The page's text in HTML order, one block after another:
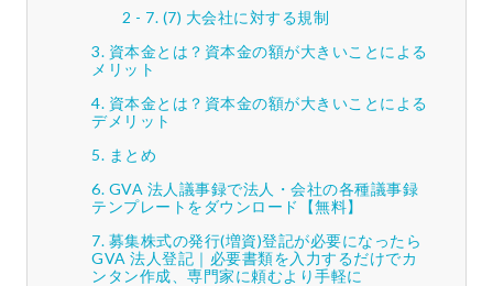
(7) 大会社に対する規制
資本金とは？資本金の額が大きいことによる
メリット
資本金とは？資本金の額が大きいことによる
デメリット
まとめ
GVA 法人議事録で法人・会社の各種議事録
テンプレートをダウンロード【無料】
募集株式の発行(増資)登記が必要になったら
GVA 法人登記｜必要書類を入力するだけでカ
ンタン作成、専門家に頼むより手軽に